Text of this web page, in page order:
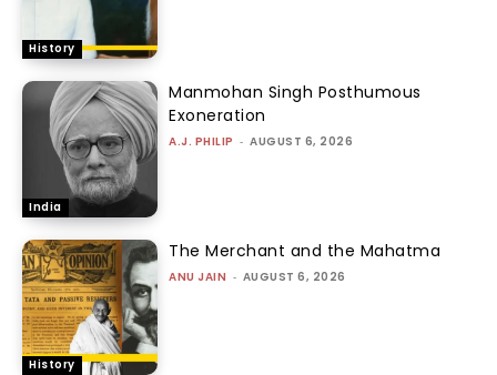
History
India
Manmohan Singh Posthumous
Exoneration
A.J. PHILIP - AUGUST 6, 2026
History
The Merchant and the Mahatma
ANU JAIN - AUGUST 6, 2026